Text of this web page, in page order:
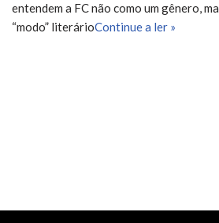
entendem a FC não como um gênero,
“modo” literárioContinue a ler »